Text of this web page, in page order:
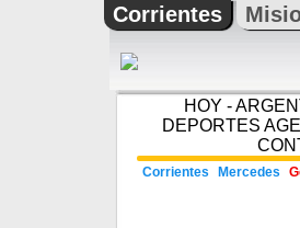
Corrientes
HOY -
DEPORTES
Corrientes Mercedes